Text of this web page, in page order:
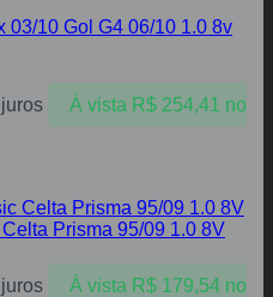
03/10 Gol G4 06/10 1.0 8v
À vista R$254,41 no
Prisma 95/09 1.0 8V
À vista R$179,54 no